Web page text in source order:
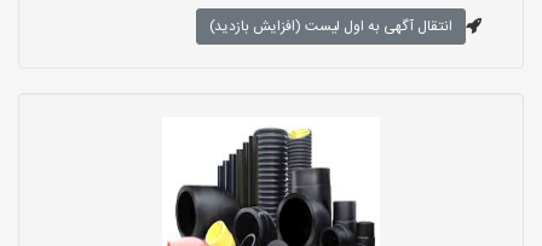
انتقال آگهی به اول لیست (افزایش بازدید)